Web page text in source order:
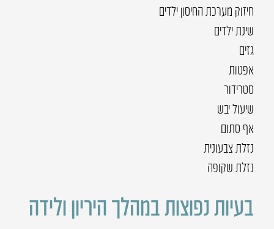
חיזוק מערכת החיסון ילדים
שינת ילדים
גזים
אפטות
סטרידור
שיעול יבש
אף סתום
נזלת צבעונית
נזלת שקופה
בעיות נפוצות במהלך היריון ולידה